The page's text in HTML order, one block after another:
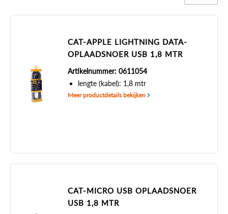
CAT-APPLE LIGHTNING DATA-
OPLAADSNOER USB 1,8 MTR
Artikelnummer: 0611054
lengte (kabel): 1,8 mtr
Meer productdetails bekijken
CAT-MICRO USB OPLAADSNOER
USB 1,8 MTR